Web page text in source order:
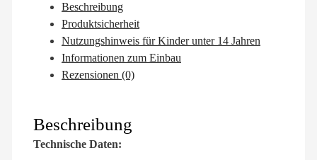
Beschreibung
Produktsicherheit
Nutzungshinweis für Kinder unter 14 Jahren
Informationen zum Einbau
Rezensionen (0)
Beschreibung
Technische Daten: